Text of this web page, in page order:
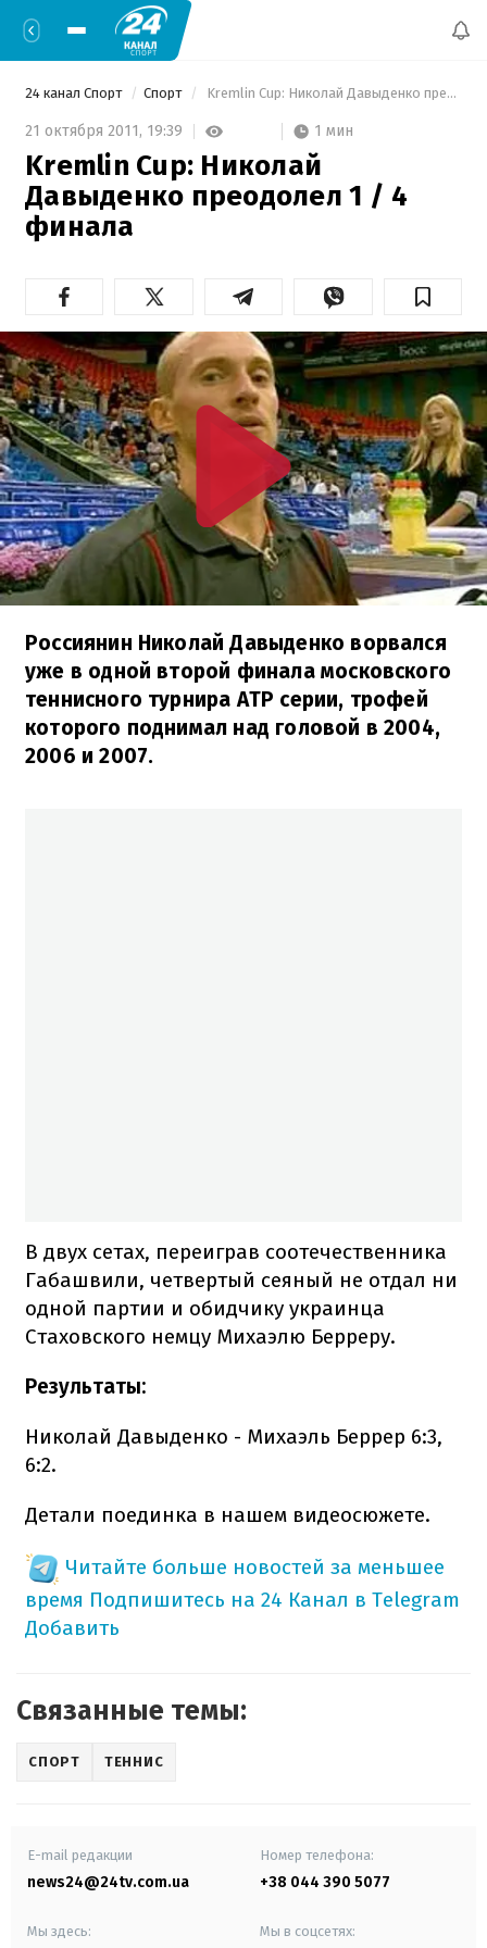
24 канал Спорт Спорт Kremlin Cup: Николай Давыденко преодолел 1 / 4 финала
21 октября 2011, 19:39 1 мин
Kremlin Cup: Николай
Давыденко преодолел 1 / 4
финала
Россиянин Николай Давыденко ворвался
уже в одной второй финала московского
теннисного турнира АТР серии, трофей
которого поднимал над головой в 2004,
2006 и 2007.
В двух сетах, переиграв соотечественника
Габашвили, четвертый сеяный не отдал ни
одной партии и обидчику украинца
Стаховского немцу Михаэлю Берреру.
Результаты:
Николай Давыденко - Михаэль Беррер 6:3,
6:2.
Детали поединка в нашем видеосюжете.
Читайте больше новостей за меньшее
время Подпишитесь на 24 Канал в Telegram
Добавить
Связанные темы:
СПОРТ ТЕННИС
E-mail редакции
news24@24tv.com.ua
Номер телефона:
+38 044 390 5077
Мы здесь: Мы в соцсетях: